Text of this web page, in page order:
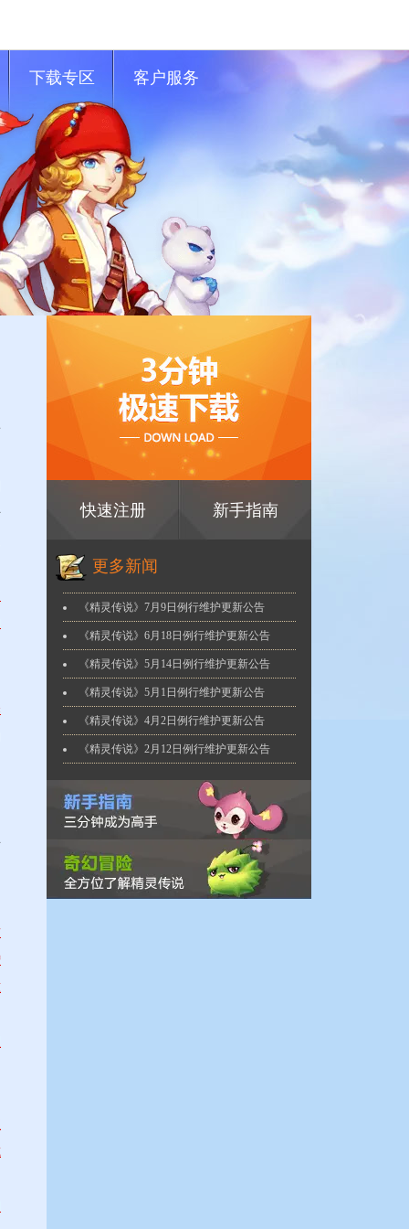
下载专区 客户服务
快速注册 新手指南
更多新闻
《精灵传说》7月9日例行维护更新公告
《精灵传说》6月18日例行维护更新公告
《精灵传说》5月14日例行维护更新公告
《精灵传说》5月1日例行维护更新公告
《精灵传说》4月2日例行维护更新公告
《精灵传说》2月12日例行维护更新公告